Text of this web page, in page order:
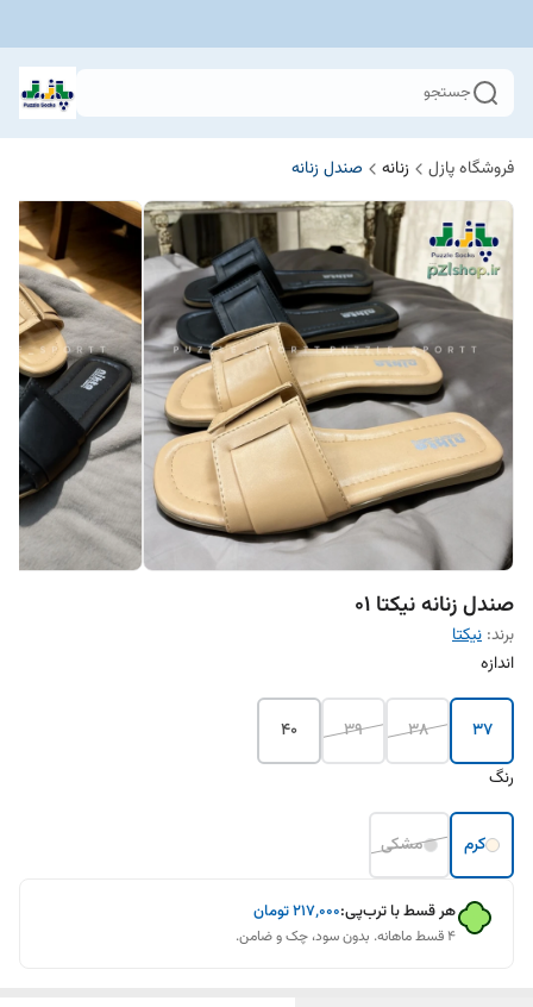
جستجو
فروشگاه پازل زنانه صندل زنانه
صندل زنانه نیکتا 01
برند: نیکتا
اندازه
37
38
39
40
رنگ
کرم مشکی
هر قسط با ترب‌پی:۲۱۷٬۰۰۰تومان
۴ قسط ماهانه. بدون سود، چک و ضامن.